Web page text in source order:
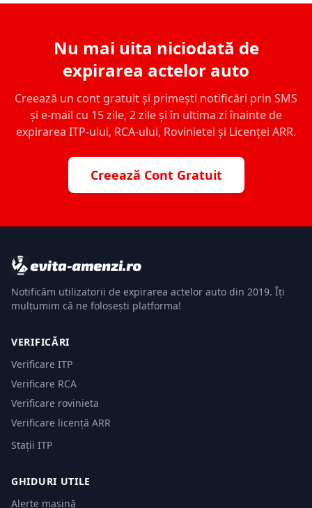
Nu mai uita niciodată de
expirarea actelor auto
Creează un cont gratuit și primești notificări prin SMS
și e-mail cu 15 zile, 2 zile și în ultima zi înainte de
expirarea ITP-ului, RCA-ului, Rovinietei și Licenței ARR.
Creează Cont Gratuit
Notificăm utilizatorii de expirarea actelor auto din 2019. Îți
mulțumim că ne folosești platforma!
VERIFICĂRI
Verificare ITP
Verificare RCA
Verificare rovinieta
Verificare licență ARR
Stații ITP
GHIDURI UTILE
Alerte mașină